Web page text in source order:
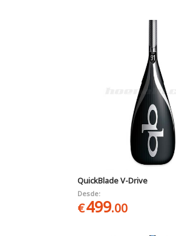
QuickBlade V-Drive
Desde:
€499.00